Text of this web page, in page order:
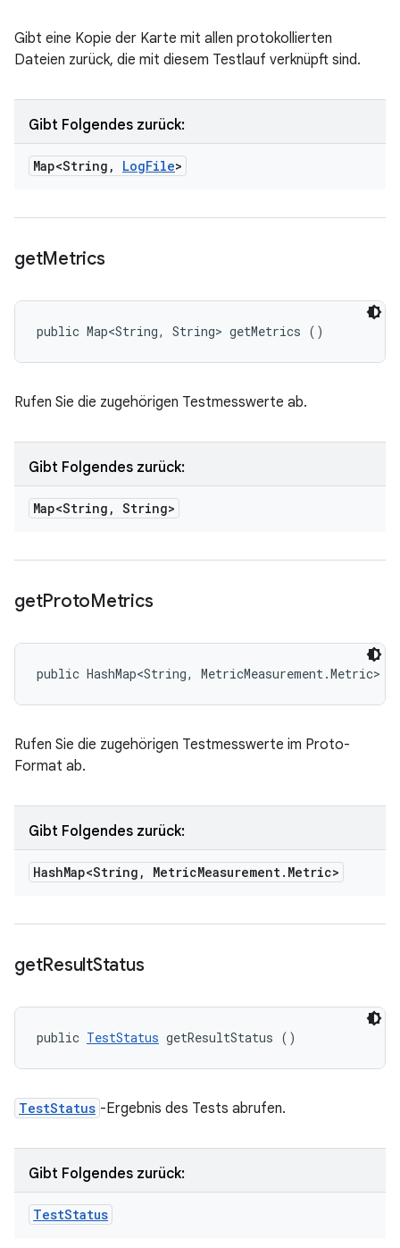
Gibt eine Kopie der Karte mit allen protokollierten
Dateien zurück, die mit diesem Testlauf verknüpft sind.
Gibt Folgendes zurück:
Map<String , LogFile>
getMetrics
public Map<String, String> getMetrics ()
Rufen Sie die zugehörigen Testmesswerte ab.
Gibt Folgendes zurück:
Map<String , String>
getProtoMetrics
public HashMap<String, MetricMeasurement.Metric>
Rufen Sie die zugehörigen Testmesswerte im Proto-
Format ab.
Gibt Folgendes zurück:
HashMap<String , MetricMeasurement. Metric>
getResultStatus
public TestStatus getResultStatus ()
TestStatus -Ergebnis des Tests abrufen.
Gibt Folgendes zurück:
TestStatus